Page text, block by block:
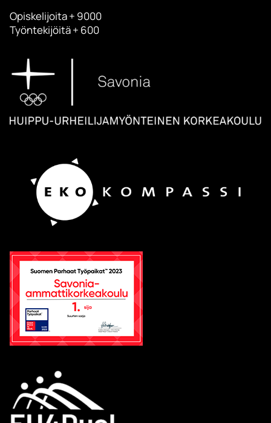
Opiskelijoita + 9000
Työntekijöitä + 600